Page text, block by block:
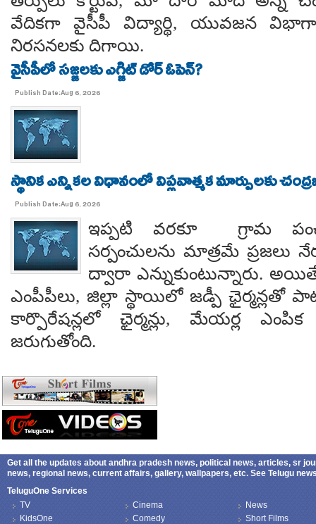
వేదికగా వైసీపీ విద్యార్థి, యువజన
నిరసనలకు దిగాయి.
వైసీపీలో సజ్జలకు ఎగ్జిట్ డోర్ ఓపెన్?
Publish Date:Aug 6, 2026
స్థానిక ఎన్నికల విధానంలో విప్లవాత్మక మార్పులకు
Publish Date:Aug 6, 2026
ఇప్పటి వరకూ గ్రామ
సర్పంచులను మాత్రమే ప్రజలు
ద్వారా ఎన్నుకుంటున్నారు.
ఎంపీపీలు, జిల్లా స్థాయిలో జడ్పీ ఛైర్మన్లతో
కార్పొరేషన్లలో ఛైర్మన్లు, మేయర్ల ఎంపిక
జరుగుతోంది.
Get all the updates about andhra pradesh news, political news, articles, sr
news, regional news, current affairs, gallery, wallpapers, etc. See Telugu
TeluguOne Services
TV
KidsOne
Cinema
Comedy
News
Short Films